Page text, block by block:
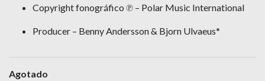
Copyright fonográfico ℗ – Polar Music International
Producer – Benny Andersson & Bjorn Ulvaeus*
Agotado